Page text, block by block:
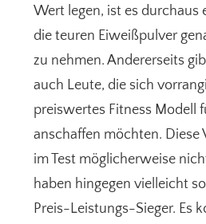
Wert legen, ist es durchaus
die teuren Eiweißpulver
zu nehmen. Andererseits
auch Leute, die sich
preiswertes Fitness Modell
anschaffen möchten. Diese
im Test möglicherweise
haben hingegen vielleicht
Preis-Leistungs-Sieger. Es